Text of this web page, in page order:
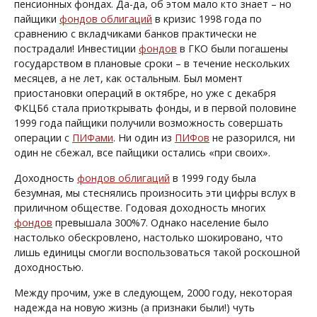
пенсионных фондах. Да-да, об этом мало кто знает – но
пайщики фондов облигаций в кризис 1998 года по
сравнению с вкладчиками банков практически не
пострадали! Инвестиции фондов в ГКО были погашены
государством в плановые сроки – в течение нескольких
месяцев, а не лет, как остальным. Был момент
приостановки операций в октябре, но уже с декабря
ФКЦБ6 стала приоткрывать фонды, и в первой половине
1999 года пайщики получили возможность совершать
операции с ПИФами. Ни один из ПИФов не разорился, ни
один не сбежал, все пайщики остались «при своих».
Доходность фондов облигаций в 1999 году была
безумная, мы стеснялись произносить эти цифры вслух в
приличном обществе. Годовая доходность многих
фондов превышала 300%7. Однако население было
настолько обескровлено, настолько шокировано, что
лишь единицы смогли воспользоваться такой роскошной
доходностью.
Между прочим, уже в следующем, 2000 году, некоторая
надежда на новую жизнь (а признаки были!) чуть